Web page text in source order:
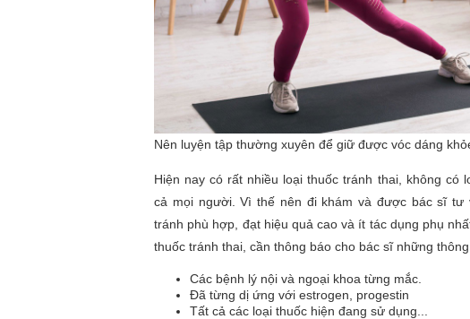
Nên luyện tập thường xuyên để giữ được vóc dáng
Hiện nay có rất nhiều loại thuốc tránh thai, không có
cả mọi người. Vì thế nên đi khám và được bác sĩ tư
tránh phù hợp, đạt hiệu quả cao và ít tác dụng phụ
thuốc tránh thai, cần thông báo cho bác sĩ những
Các bệnh lý nội và ngoại khoa từng mắc.
Đã từng dị ứng với estrogen, progestin
Tất cả các loại thuốc hiện đang sử dụng...